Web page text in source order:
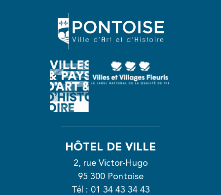
HÔTEL DE VILLE
2, rue Victor-Hugo
95 300 Pontoise
Tél : 01 34 43 34 43